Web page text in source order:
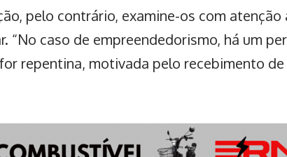
pelo contrário, examine-os com atenção
“No caso de empreendedorismo, há um
repentina, motivada pelo recebimento de